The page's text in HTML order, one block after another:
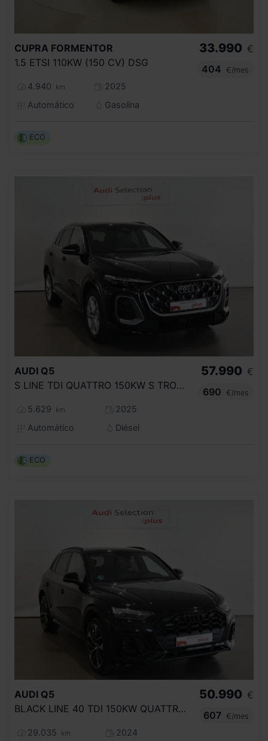
CUPRA FORMENTOR
1.5 ETSI 110KW (150 CV) DSG
4.940 km
2025
Automático
Gasolina
33.990 €
404
€/mes
ECO
AUDI Q5
S LINE TDI QUATTRO 150KW S TRONIC
5.629 km
2025
Automático
Diésel
57.990 €
690
€/mes
ECO
AUDI Q5
BLACK LINE 40 TDI 150KW QUATTRO ULTRA
29.035 km
2024
50.990 €
607
€/mes